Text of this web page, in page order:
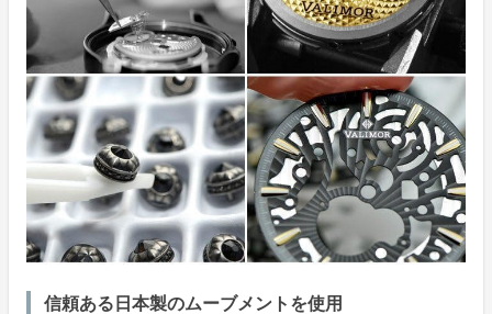
信頼ある日本製のムーブメントを使用